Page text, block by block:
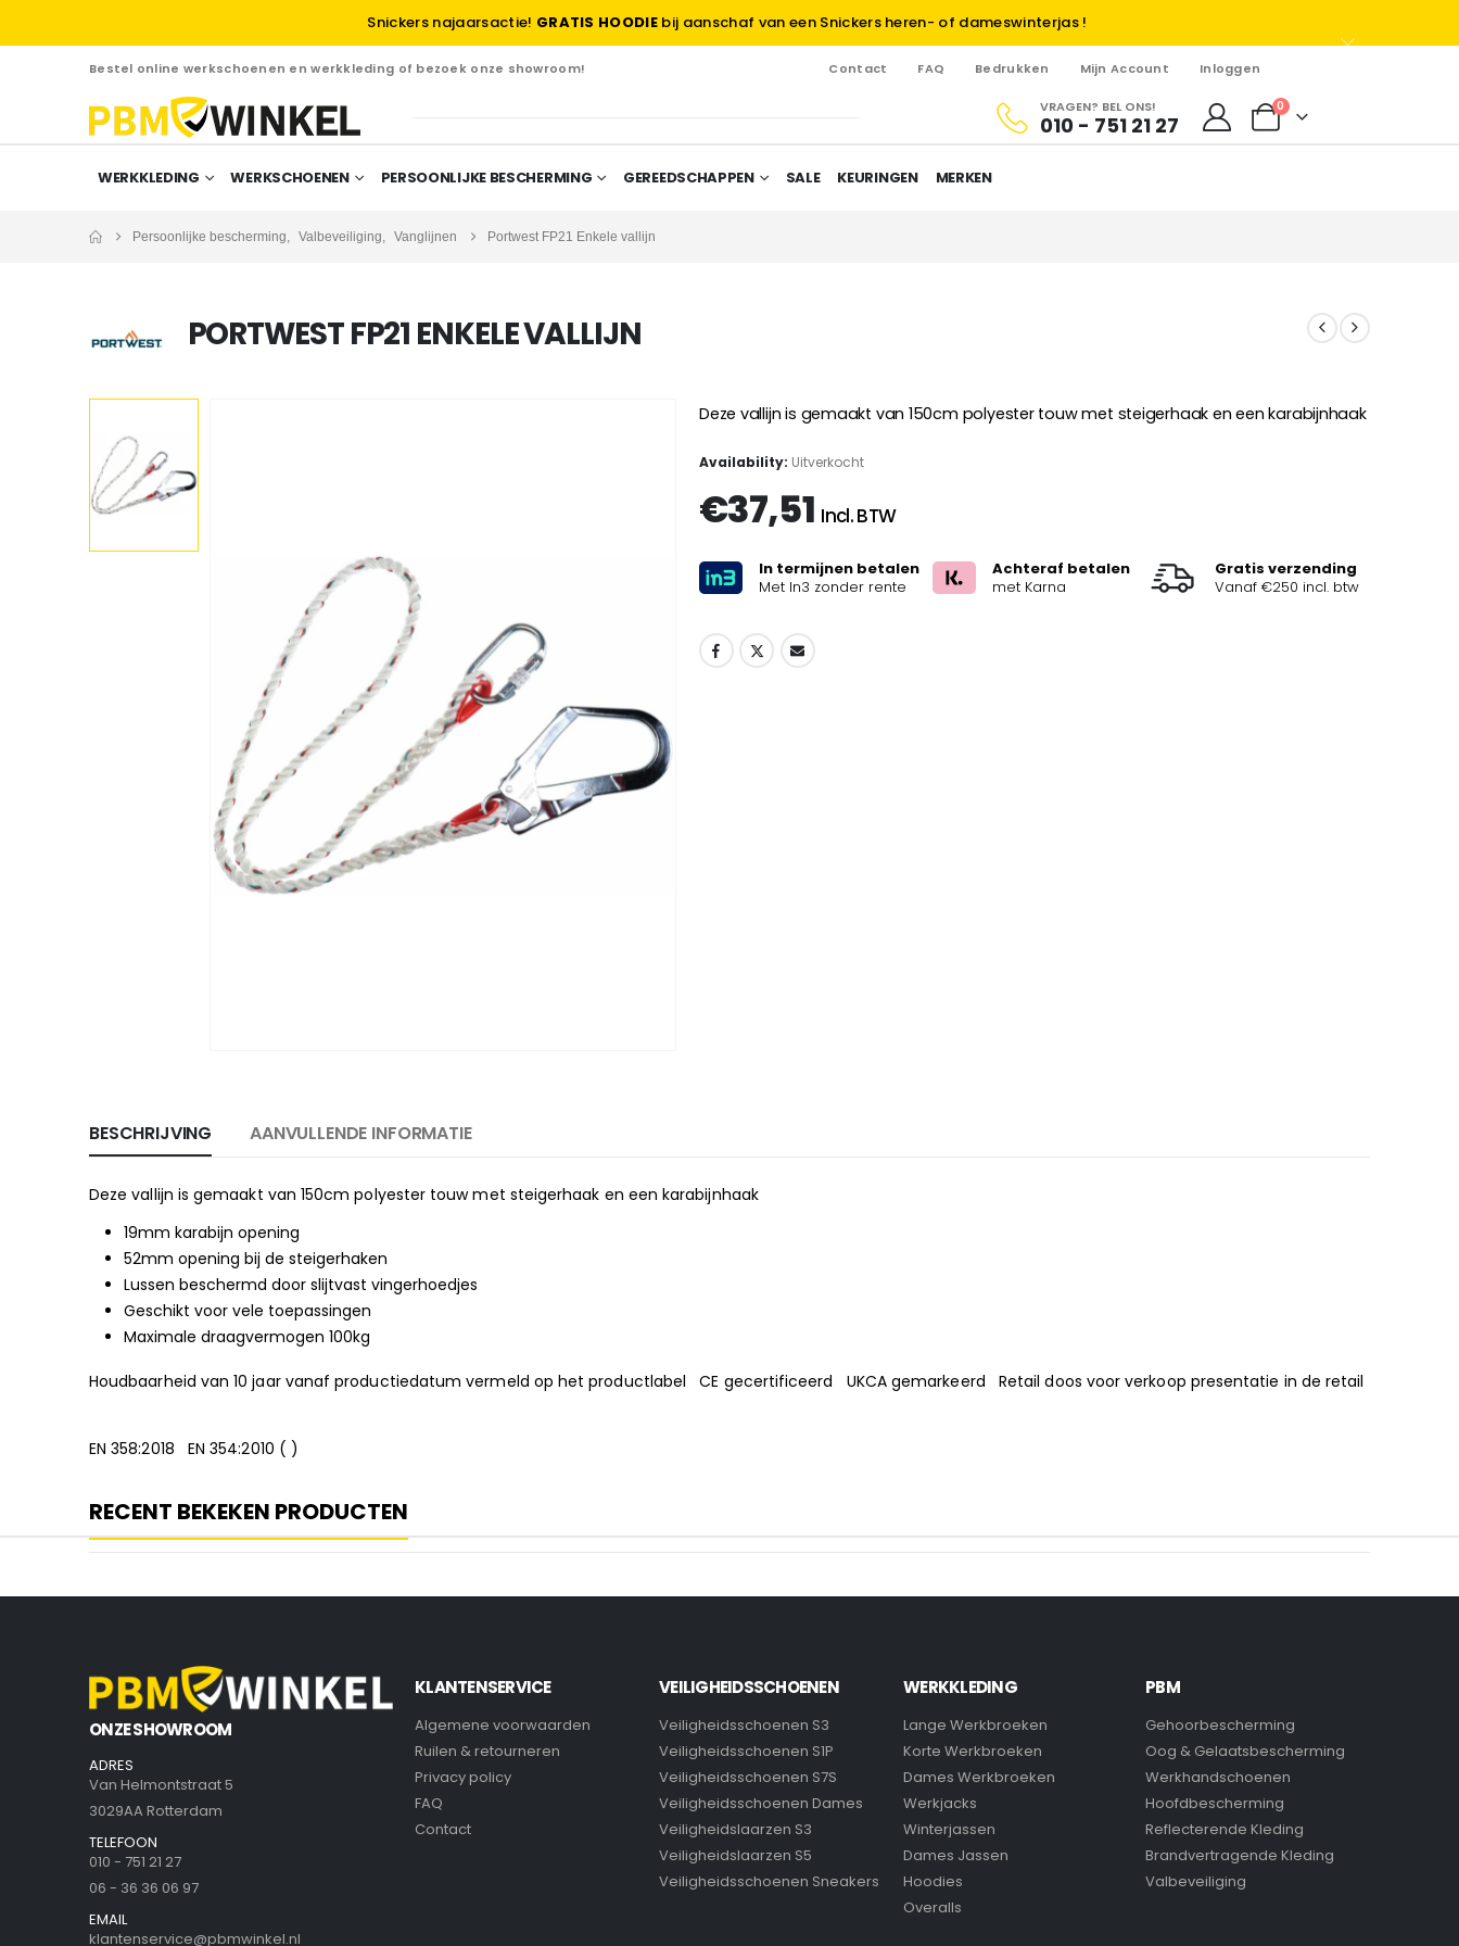
Snickers najaarsactie! GRATIS HOODIE bij aanschaf van een Snickers heren- of dameswinterjas !
Bestel online werkschoenen en werkkleding of bezoek onze showroom! Contact FAQ Bedrukken Mijn Account Inloggen
VRAGEN? BEL ONS!
010 - 751 21 27
0
WERKKLEDING WERKSCHOENEN PERSOONLIJKE BESCHERMING GEREEDSCHAPPEN SALE KEURINGEN MERKEN
Persoonlijke bescherming, Valbeveiliging, Vanglijnen Portwest FP21 Enkele vallijn
PORTWEST FP21 ENKELE VALLIJN
Deze vallijn is gemaakt van 150cm polyester touw met steigerhaak en een karabijnhaak
Availability: Uitverkocht
€37,51 Incl. BTW
In termijnen betalen
Met In3 zonder rente
Achteraf betalen
met Karna
Gratis verzending
Vanaf €250 incl. btw
BESCHRIJVING AANVULLENDE INFORMATIE
Deze vallijn is gemaakt van 150cm polyester touw met steigerhaak en een karabijnhaak
19mm karabijn opening
52mm opening bij de steigerhaken
Lussen beschermd door slijtvast vingerhoedjes
Geschikt voor vele toepassingen
Maximale draagvermogen 100kg
Houdbaarheid van 10 jaar vanaf productiedatum vermeld op het productlabel CE gecertificeerd UKCA gemarkeerd Retail doos voor verkoop presentatie in de retail
EN 358:2018 EN 354:2010 ( )
RECENT BEKEKEN PRODUCTEN
ONZE SHOWROOM
ADRES
Van Helmontstraat 5
3029AA Rotterdam
TELEFOON
010 - 751 21 27
06 - 36 36 06 97
EMAIL
klantenservice@pbmwinkel.nl
KLANTENSERVICE
Algemene voorwaarden
Ruilen & retourneren
Privacy policy
FAQ
Contact
VEILIGHEIDSSCHOENEN
Veiligheidsschoenen S3
Veiligheidsschoenen S1P
Veiligheidsschoenen S7S
Veiligheidsschoenen Dames
Veiligheidslaarzen S3
Veiligheidslaarzen S5
Veiligheidsschoenen Sneakers
WERKKLEDING
Lange Werkbroeken
Korte Werkbroeken
Dames Werkbroeken
Werkjacks
Winterjassen
Dames Jassen
Hoodies
Overalls
PBM
Gehoorbescherming
Oog & Gelaatsbescherming
Werkhandschoenen
Hoofdbescherming
Reflecterende Kleding
Brandvertragende Kleding
Valbeveiliging